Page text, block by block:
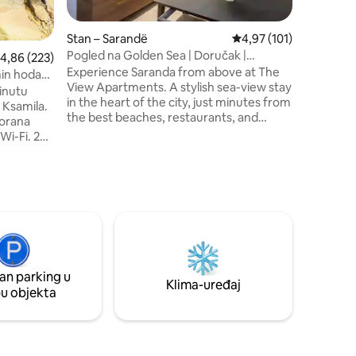
ocjena: 4,86/5, recenzija: 223
4,86 (223)
hoda
Fi. 2
do
Stan – Sarandë Prosječna ocjena:
4,97 (101)
Pogled na Golden Sea | Doručak |
Besplatno parkiranje
Experience Saranda from above at The
View Apartments. A stylish sea-view stay
in the heart of the city, just minutes from
the best beaches, restaurants, and
modern kitchen ☞ 55” Smart TV ☞
Private balcony with breathtaking sea
parking u
objekta
Klima-uređaj